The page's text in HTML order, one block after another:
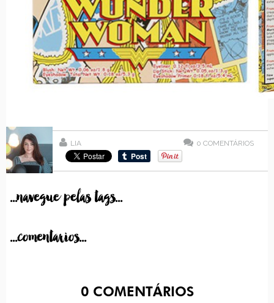
LIA 0 COMENTÁRIOS
...navegue pelas tags...
...comentarios...
0COMENTÁRIOS